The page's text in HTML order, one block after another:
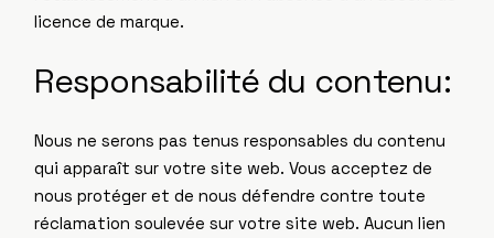
licence de marque.
Responsabilité du contenu:
Nous ne serons pas tenus responsables du contenu
qui apparaît sur votre site web. Vous acceptez de
nous protéger et de nous défendre contre toute
réclamation soulevée sur votre site web. Aucun lien